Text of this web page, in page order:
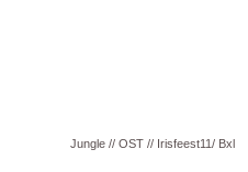
Jungle // OST // Irisfeest11/ Bxl